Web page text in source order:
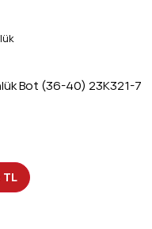
Bot (36-40) 23K321-7